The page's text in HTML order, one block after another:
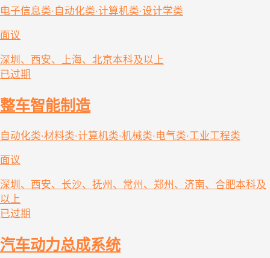
电子信息类·自动化类·计算机类·设计学类
面议
深圳、西安、上海、北京本科及以上
已过期
整车智能制造
自动化类·材料类·计算机类·机械类·电气类·工业工程类
面议
深圳、西安、长沙、抚州、常州、郑州、济南、合肥本科及
以上
已过期
汽车动力总成系统